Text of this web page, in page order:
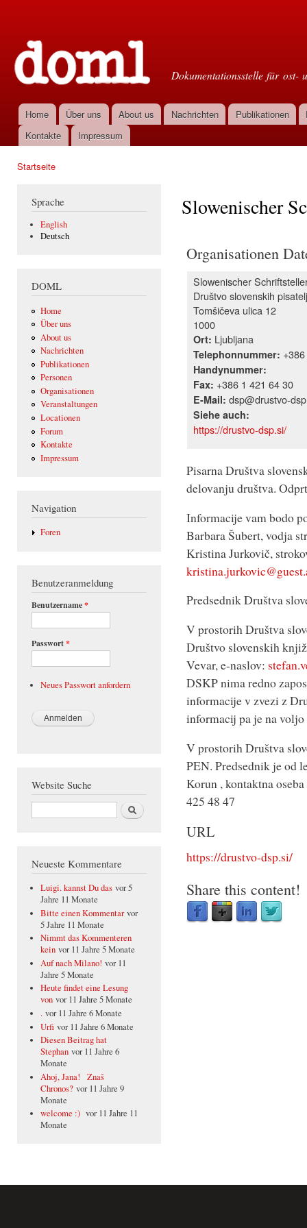
Dokumentationsstelle für ost-
Hauptmenü
Home Über uns About us Nachrichten Publikationen
Kontakte
Impressum
Startseite
Sprache
English
Deutsch
DOML
Home
Über uns
About us
Nachrichten
Publikationen
Personen
Organisationen
Veranstaltungen
Locationen
Forum
Kontakte
Impressum
Navigation
Foren
Benutzeranmeldung
Benutzername*
Passwort*
Neues Passwort anfordern
Website Suche
Suche
Neueste Kommentare
Luigi. kannst Du das vor 5
Jahre 11 Monate
Bitte einen Kommentar vor
5 Jahre 11 Monate
Nimmt das Kommenteren
kein vor 11 Jahre 5 Monate
Auf nach Milano! vor 11
Jahre 5 Monate
Heute findet eine Lesung
von vor 11 Jahre 5 Monate
. vor 11 Jahre 6 Monate
Urfi vor 11 Jahre 6 Monate
Diesen Beitrag hat
Stephan vor 11 Jahre 6
Monate
Ahoj, Jana! Znaš
Chronos? vor 11 Jahre 9
Monate
welcome :) vor 11 Jahre 11
Monate
Slowenischer
Organisationen
Slowenischer
Društvo slovenskih
Tomšičeva ulica 12
1000
Ort: Ljubljana
Telephonnummer:
Handynummer:
Fax: +386 1 421 64 30
E-Mail: dsp@drustvo-
Siehe auch:
https://drustvo-dsp.si/
Pisarna Društva
delovanju društva.
Informacije vam bodo
Barbara Šubert, vodja
Kristina Jurkovič,
Predsednik Društva
V prostorih Društva
Društvo slovenskih
Vevar, e-naslov:
DSKP nima redno
informacije v zvezi z
informacij pa je na
V prostorih Društva
PEN. Predsednik je od
Korun , kontaktna
425 48 47
URL
https://drustvo-dsp.si/
Share this content!